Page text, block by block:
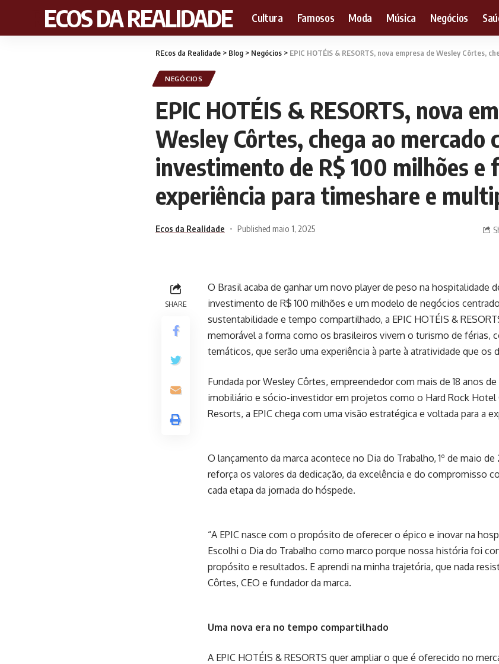
RECOS DA REALIDADE Cultura Famosos Moda Música Negócios
REcos da Realidade > Blog > Negócios > EPIC HOTÉIS & RESORTS, nova empresa de Wesley Côrtes, chega ao mercado com investimento de
NEGÓCIOS
EPIC HOTÉIS & RESORTS, nova
Wesley Côrtes, chega ao mercado
investimento de R$ 100 milhões e
experiência para timeshare e
Ecos da Realidade Published maio 1, 2025
SHARE
O Brasil acaba de ganhar um novo player de peso na hospitalidade
investimento de R$ 100 milhões e um modelo de negócios
sustentabilidade e tempo compartilhado, a EPIC HOTÉIS &
memorável a forma como os brasileiros vivem o turismo de férias,
temáticos, que serão uma experiência à parte à atratividade que
Fundada por Wesley Côrtes, empreendedor com mais de 18 anos
imobiliário e sócio-investidor em projetos como o Hard Rock Hotel
Resorts, a EPIC chega com uma visão estratégica e voltada para a
O lançamento da marca acontece no Dia do Trabalho, 1º de maio
reforça os valores da dedicação, da excelência e do compromisso
cada etapa da jornada do hóspede.
“A EPIC nasce com o propósito de oferecer o épico e inovar na
Escolhi o Dia do Trabalho como marco porque nossa história foi
propósito e resultados. E aprendi na minha trajetória, que nada
Côrtes, CEO e fundador da marca.
Uma nova era no tempo compartilhado
A EPIC HOTÉIS & RESORTS quer ampliar o que é oferecido no